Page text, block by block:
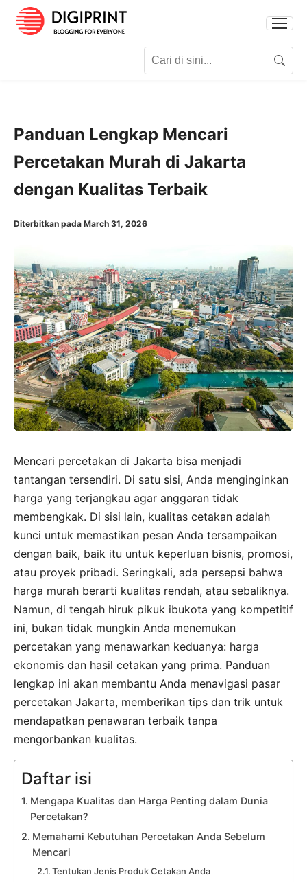
Search
Panduan Lengkap Mencari
Percetakan Murah di Jakarta
dengan Kualitas Terbaik
Diterbitkan pada March 31, 2026
Mencari percetakan di Jakarta bisa menjadi
tantangan tersendiri. Di satu sisi, Anda menginginkan
harga yang terjangkau agar anggaran tidak
membengkak. Di sisi lain, kualitas cetakan adalah
kunci untuk memastikan pesan Anda tersampaikan
dengan baik, baik itu untuk keperluan bisnis, promosi,
atau proyek pribadi. Seringkali, ada persepsi bahwa
harga murah berarti kualitas rendah, atau sebaliknya.
Namun, di tengah hiruk pikuk ibukota yang kompetitif
ini, bukan tidak mungkin Anda menemukan
percetakan yang menawarkan keduanya: harga
ekonomis dan hasil cetakan yang prima. Panduan
lengkap ini akan membantu Anda menavigasi pasar
percetakan Jakarta, memberikan tips dan trik untuk
mendapatkan penawaran terbaik tanpa
mengorbankan kualitas.
Daftar isi
Mengapa Kualitas dan Harga Penting dalam Dunia
Percetakan?
Memahami Kebutuhan Percetakan Anda Sebelum
Mencari
Tentukan Jenis Produk Cetakan Anda